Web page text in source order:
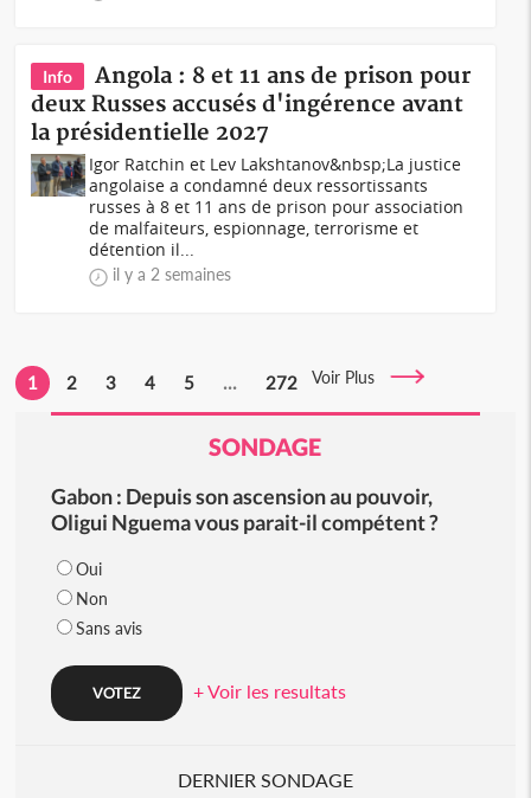
Info
Angola : 8 et 11 ans de prison pour
deux Russes accusés d'ingérence avant
la présidentielle 2027
Igor Ratchin et Lev Lakshtanov&nbsp;La justice
angolaise a condamné deux ressortissants
russes à 8 et 11 ans de prison pour association
de malfaiteurs, espionnage, terrorisme et
détention il...
il y a 2 semaines
1 2 3 4 5 ... 272 Voir Plus
SONDAGE
Gabon : Depuis son ascension au pouvoir,
Oligui Nguema vous parait-il compétent ?
Oui
Non
Sans avis
+ Voir les resultats
DERNIER SONDAGE